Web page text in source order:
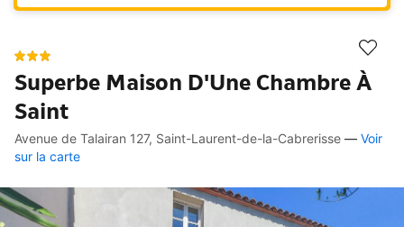
Superbe Maison D'Une Chambre À
Saint
Accès rapides
Aller à la description
Aller aux équipements
Aller aux hébergements
Aller aux conditions
Avenue de Talairan 127, Saint-Laurent-de-la-Cabrerisse — Voir
sur la carte